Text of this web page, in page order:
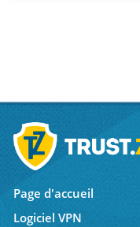
Page d'accueil
Logiciel VPN